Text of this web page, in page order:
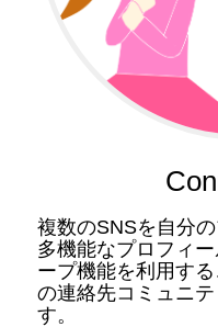
複数のSNSを自分
多機能なプロフィ
ープ機能を利用す
の連絡先コミュニ
す。